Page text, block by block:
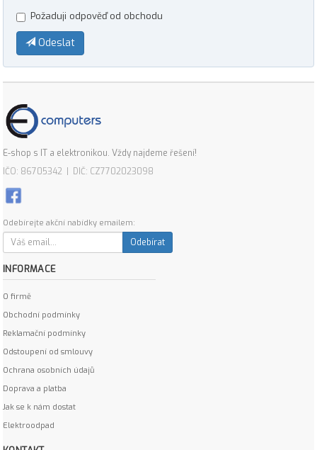
Požaduji odpověď od obchodu
Odeslat
E-shop s IT a elektronikou. Vždy najdeme řešení!
IČO: 86705342 | DIČ: CZ7702023098
Odebírejte akční nabídky emailem:
Odebírat
INFORMACE
O firmě
Obchodní podmínky
Reklamační podmínky
Odstoupení od smlouvy
Ochrana osobních údajů
Doprava a platba
Jak se k nám dostat
Elektroodpad